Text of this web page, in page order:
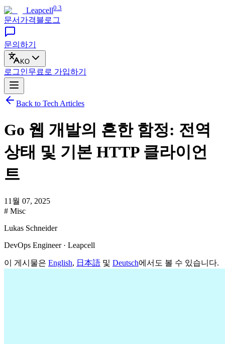
Leapcell0.3
문서 가격블로그
문의하기
KO
로그인무료로 가입하기
Back to Tech Articles
Go 웹 개발의 흔한 함정: 전역
상태 및 기본 HTTP 클라이언
트
11월 07, 2025
# Misc
Lukas Schneider
DevOps Engineer · Leapcell
이 게시물은 English, 日本語 및 Deutsch에서도 볼 수 있습니다.